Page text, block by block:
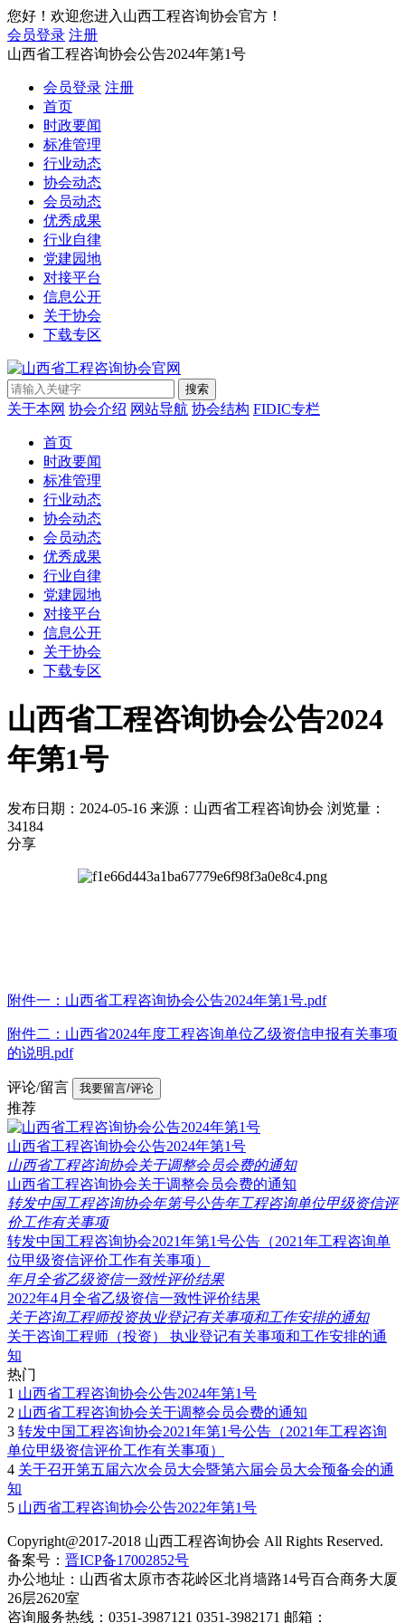
您好！欢迎您进入山西工程咨询协会官方！
会员登录 注册
山西省工程咨询协会公告2024年第1号
会员登录 注册
首页
时政要闻
标准管理
行业动态
协会动态
会员动态
优秀成果
行业自律
党建园地
对接平台
信息公开
关于协会
下载专区
搜索
关于本网 协会介绍 网站导航 协会结构 FIDIC专栏
首页
时政要闻
标准管理
行业动态
协会动态
会员动态
优秀成果
行业自律
党建园地
对接平台
信息公开
关于协会
下载专区
山西省工程咨询协会公告2024
年第1号
发布日期：2024-05-16 来源：山西省工程咨询协会 浏览量：
34184
分享
附件一：山西省工程咨询协会公告2024年第1号.pdf
附件二：山西省2024年度工程咨询单位乙级资信申报有关事项
的说明.pdf
评论/留言 我要留言/评论
推荐
山西省工程咨询协会公告2024年第1号
山西省工程咨询协会关于调整会员会费的通知
山西省工程咨询协会关于调整会员会费的通知
转发中国工程咨询协会年第号公告年工程咨询单位甲级资信评
价工作有关事项
转发中国工程咨询协会2021年第1号公告（2021年工程咨询单
位甲级资信评价工作有关事项）
年月全省乙级资信一致性评价结果
2022年4月全省乙级资信一致性评价结果
关于咨询工程师投资执业登记有关事项和工作安排的通知
关于咨询工程师（投资） 执业登记有关事项和工作安排的通
知
热门
1 山西省工程咨询协会公告2024年第1号
2 山西省工程咨询协会关于调整会员会费的通知
3 转发中国工程咨询协会2021年第1号公告（2021年工程咨询
单位甲级资信评价工作有关事项）
4 关于召开第五届六次会员大会暨第六届会员大会预备会的通
知
5 山西省工程咨询协会公告2022年第1号
Copyright@2017-2018 山西工程咨询协会 All Rights Reserved.
备案号： 晋ICP备17002852号
办公地址：山西省太原市杏花岭区北肖墙路14号百合商务大厦
26层2620室
咨询服务热线：0351-3987121 0351-3982171 邮箱：